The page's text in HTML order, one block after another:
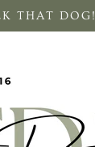
THAT DOG!